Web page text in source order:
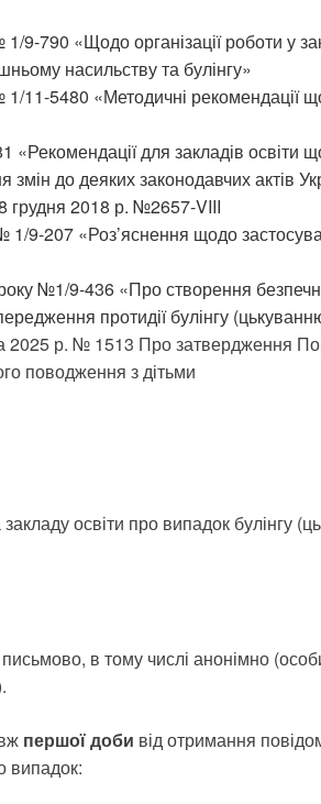
790 «Щодо організації роботи у
насильству та булінгу»
11-5480 «Методичні рекомендації
для закладів освіти
до деяких законодавчих актів
грудня 2018 р. №2657-VIII
9-207 «Роз’яснення щодо
№1/9-436 «Про створення
протидії булінгу
р. № 1513 Про затвердження
поводження з дітьми
освіти про випадок булінгу
в тому числі анонімно
першої доби від отримання
випадок: